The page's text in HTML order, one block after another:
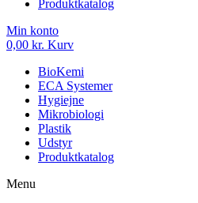
Produktkatalog
Min konto
0,00 kr. Kurv
BioKemi
ECA Systemer
Hygiejne
Mikrobiologi
Plastik
Udstyr
Produktkatalog
Menu